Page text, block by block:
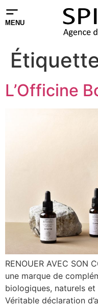
MENU
L’Officine
RENOUER AVEC SON
une marque de
biologiques, naturels
Véritable déclaration